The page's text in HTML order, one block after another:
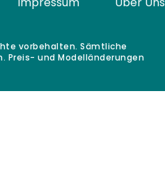
vorbehalten. Sämtliche
Preis- und Modelländerungen